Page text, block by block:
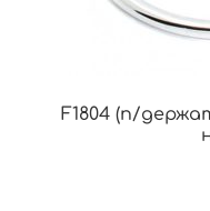
F1804 (п/